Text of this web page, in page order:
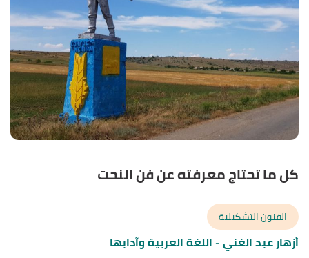
كل ما تحتاج معرفته عن فن النحت
الفنون التشكيلية
أزهار عبد الغني- اللغة العربية وآدابها